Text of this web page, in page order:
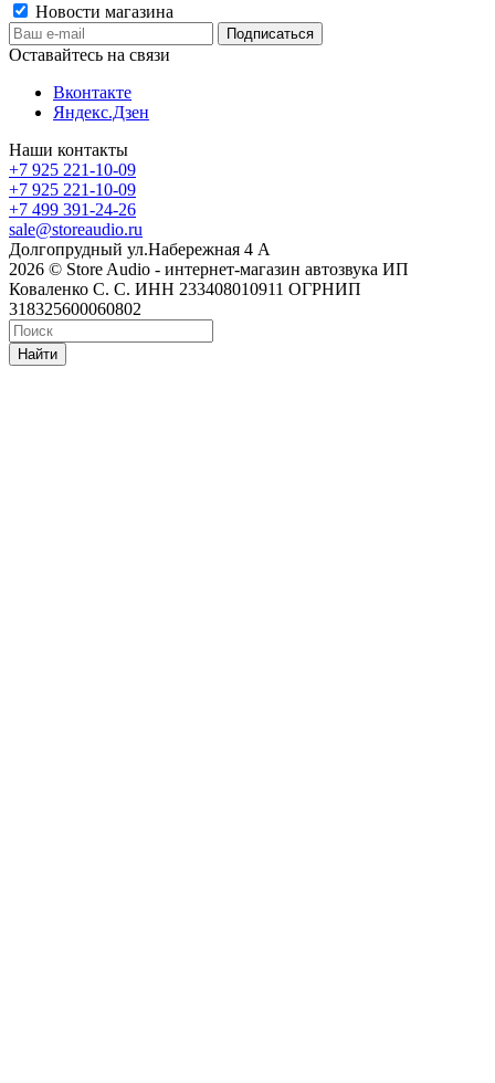
Новости магазина
Оставайтесь на связи
Вконтакте
Яндекс.Дзен
Наши контакты
+7 925 221-10-09
+7 925 221-10-09
+7 499 391-24-26
sale@storeaudio.ru
Долгопрудный ул.Набережная 4 А
2026 © Store Audio - интернет-магазин автозвука ИП
Коваленко С. С. ИНН 233408010911 ОГРНИП
318325600060802
Найти